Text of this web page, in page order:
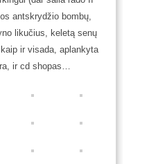
antskrydžio bombų,
likučius, keletą senų
ir visada, aplankyta
ir cd shopas…